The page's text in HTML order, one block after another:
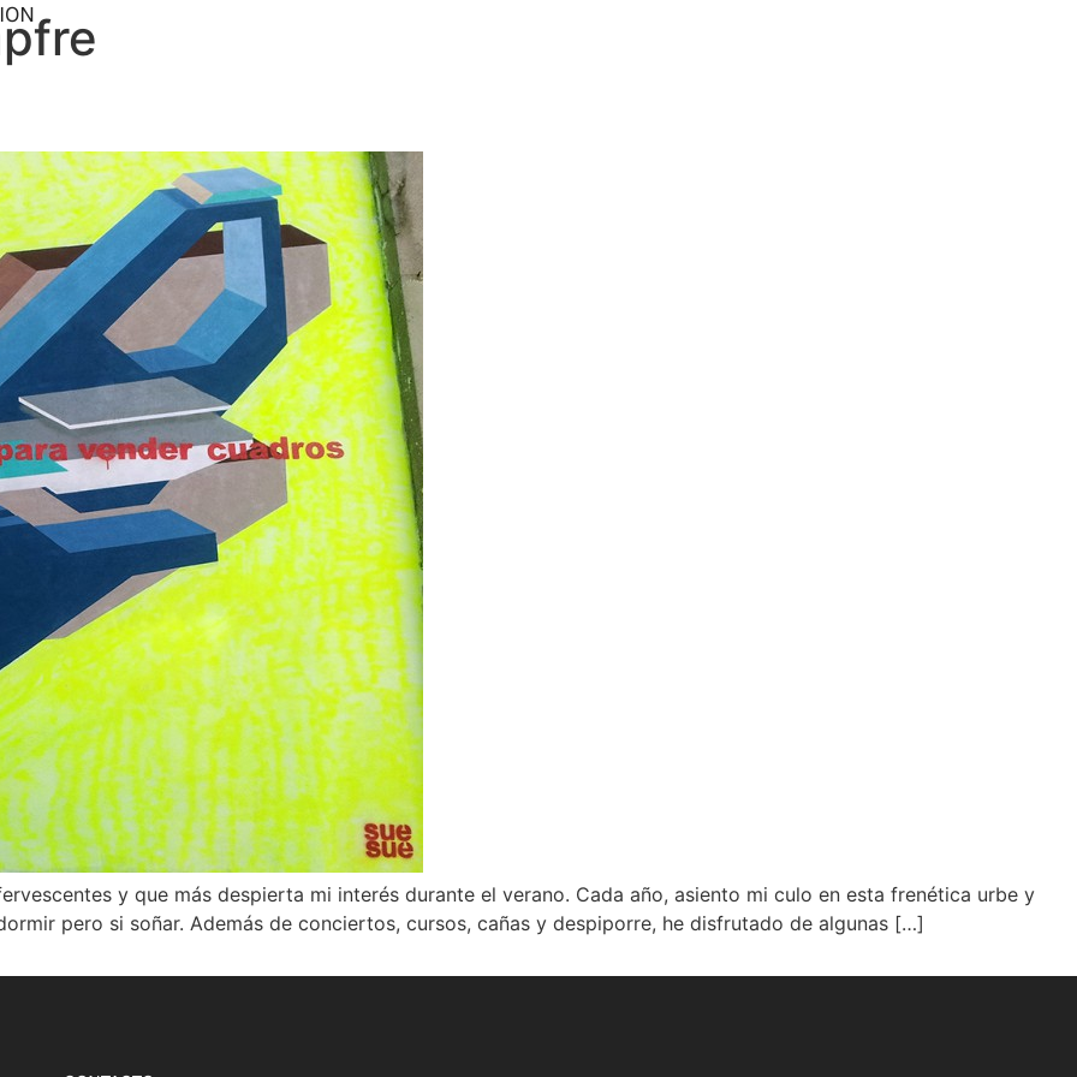
y que más despierta mi interés durante el verano. Cada año, asiento mi culo en esta frenética urbe y
pero si soñar. Además de conciertos, cursos, cañas y despiporre, he disfrutado de algunas […]